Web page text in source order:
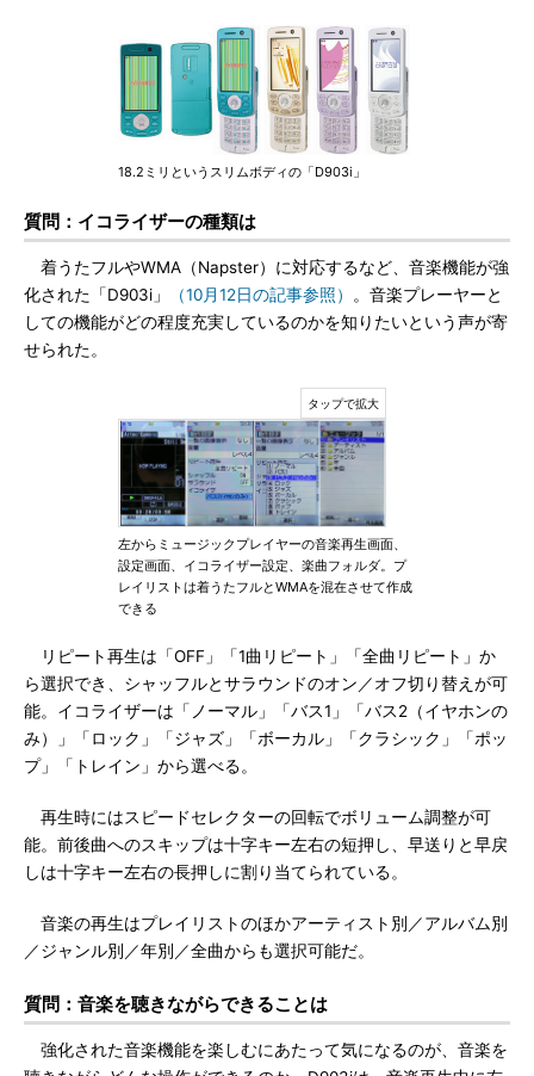
18.2ミリというスリムボディの「D903i」
質問：イコライザーの種類は
着うたフルやWMA（Napster）に対応するなど、音楽機能が強
化された「D903i」
（10月12日の記事参照）
。音楽プレーヤーと
しての機能がどの程度充実しているのかを知りたいという声が寄
せられた。
左からミュージックプレイヤーの音楽再生画面、
設定画面、イコライザー設定、楽曲フォルダ。プ
レイリストは着うたフルとWMAを混在させて作成
できる
リピート再生は「OFF」「1曲リピート」「全曲リピート」か
ら選択でき、シャッフルとサラウンドのオン／オフ切り替えが可
能。イコライザーは「ノーマル」「バス1」「バス2（イヤホンの
み）」「ロック」「ジャズ」「ボーカル」「クラシック」「ポッ
プ」「トレイン」から選べる。
再生時にはスピードセレクターの回転でボリューム調整が可
能。前後曲へのスキップは十字キー左右の短押し、早送りと早戻
しは十字キー左右の長押しに割り当てられている。
音楽の再生はプレイリストのほかアーティスト別／アルバム別
／ジャンル別／年別／全曲からも選択可能だ。
質問：音楽を聴きながらできることは
強化された音楽機能を楽しむにあたって気になるのが、音楽を